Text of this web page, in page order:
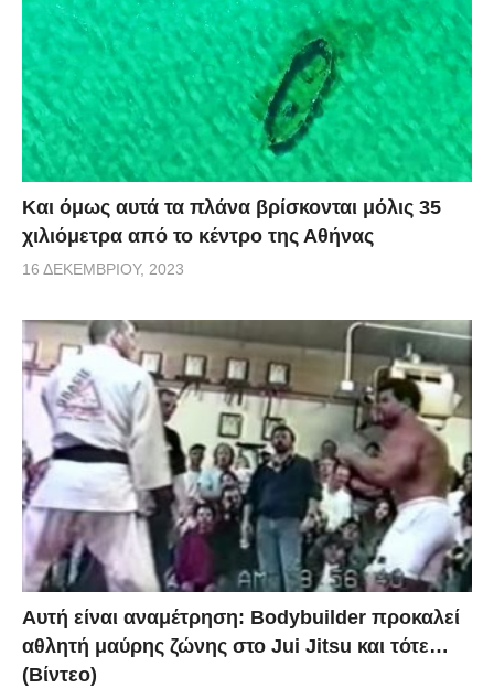
Και όμως αυτά τα πλάνα βρίσκονται μόλις 35
χιλιόμετρα από το κέντρο της Αθήνας
16 ΔΕΚΕΜΒΡΊΟΥ, 2023
Αυτή είναι αναμέτρηση: Bodybuilder προκαλεί
αθλητή μαύρης ζώνης στο Jui Jitsu και τότε…
(Βίντεο)